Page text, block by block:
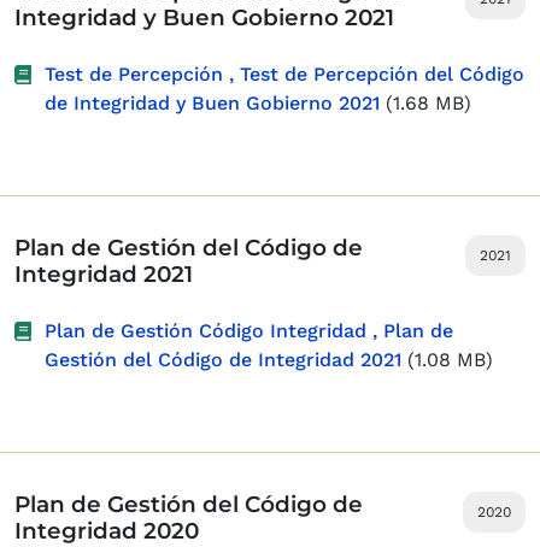
Integridad y Buen Gobierno 2021
Test de Percepción , Test de Percepción del Código
de Integridad y Buen Gobierno 2021 (1.68 MB)
2021
Plan de Gestión del Código de
Integridad 2021
Plan de Gestión Código Integridad , Plan de
Gestión del Código de Integridad 2021 (1.08 MB)
2020
Plan de Gestión del Código de
Integridad 2020